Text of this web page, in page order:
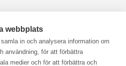
webbplats
in och analysera information om
användning, för att förbättra
medier och för att förbättra och